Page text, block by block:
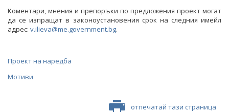
Коментари, мнения и препоръки по предложения проект могат
да се изпращат в законоустановения срок на следния имейл
адрес: v.ilieva@me.government.bg.
Проект на наредба
Мотиви
отпечатай тази страница